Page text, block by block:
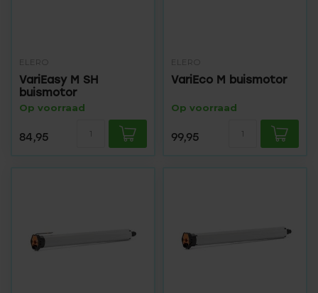
ELERO
VariEasy M SH
buismotor
Op voorraad
84,95
ELERO
VariEco M buismotor
Op voorraad
99,95